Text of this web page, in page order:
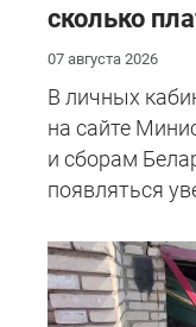
сколько
07 августа 2026
В личных
на сайте
и сборам
появляться